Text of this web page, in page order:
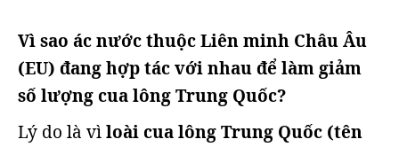
Vì sao ác nước thuộc Liên minh Châu Âu
(EU) đang hợp tác với nhau để làm giảm
số lượng cua lông Trung Quốc?
Lý do là vìloài cua lông Trung Quốc (tên